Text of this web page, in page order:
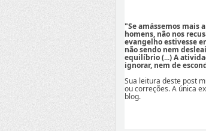
"Se amássemos mais
homens, não nos
evangelho estivesse
não sendo nem
equilíbrio (...) A
ignorar, nem de
Sua leitura deste post
ou correções. A única
blog.